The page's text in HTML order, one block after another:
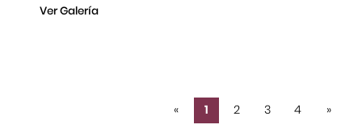
Ver Galería
« 1 2 3 4 »